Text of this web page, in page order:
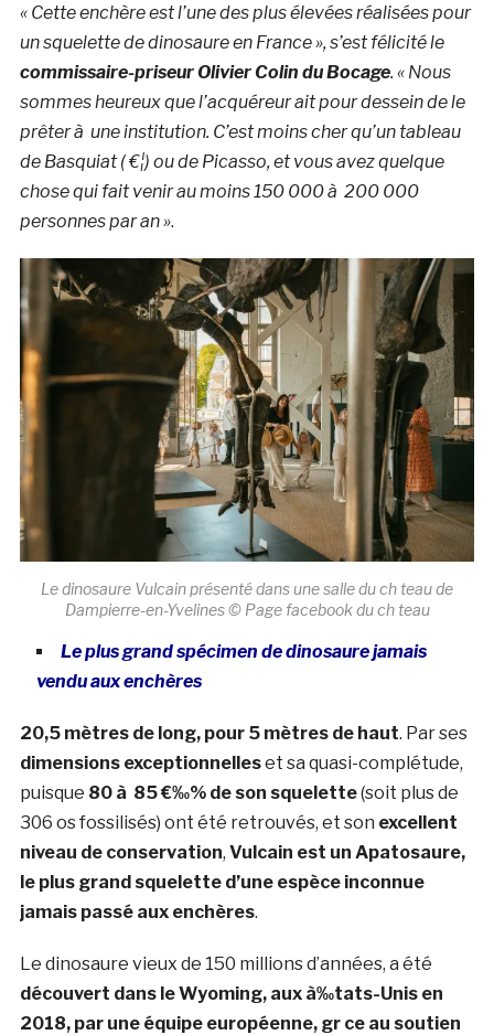
« Cette enchère est l’une des plus élevées réalisées pour
un squelette de dinosaure en France », s’est félicité le
commissaire-priseur Olivier Colin du Bocage. « Nous
sommes heureux que l’acquéreur ait pour dessein de le
prêter à une institution. C’est moins cher qu’un tableau
de Basquiat ( €¦) ou de Picasso, et vous avez quelque
chose qui fait venir au moins 150 000 à 200 000
personnes par an ».
Le dinosaure Vulcain présenté dans une salle du ch teau de
Dampierre-en-Yvelines © Page facebook du ch teau
Le plus grand spécimen de dinosaure jamais
vendu aux enchères
20,5 mètres de long, pour 5 mètres de haut. Par ses
dimensions exceptionnelleset sa quasi-complétude,
puisque 80 à 85 €‰% de son squelette(soit plus de
306 os fossilisés) ont été retrouvés, et son excellent
niveau de conservation, Vulcain est un Apatosaure,
le plus grand squelette d’une espèce inconnue
jamais passé aux enchères.
Le dinosaure vieux de 150 millions d’années, a été
découvert dans le Wyoming, aux à‰tats-Unis en
2018, par une équipe européenne, gr ce au soutien